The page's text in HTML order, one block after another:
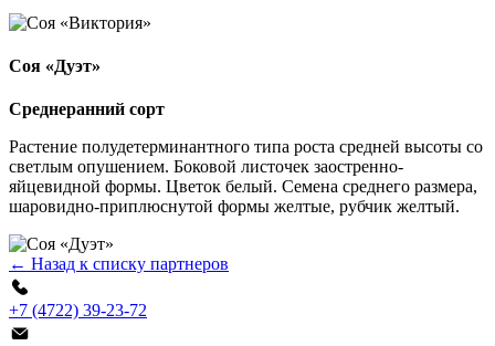
Соя «Дуэт»
Среднеранний сорт
Растение полудетерминантного типа роста средней высоты со
светлым опушением. Боковой листочек заостренно-
яйцевидной формы. Цветок белый. Семена среднего размера,
шаровидно-приплюснутой формы желтые, рубчик желтый.
← Назад к списку партнеров
+7 (4722) 39-23-72